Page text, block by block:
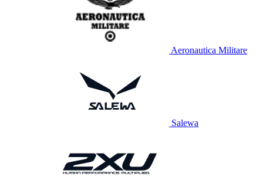
Aeronautica Militare
Salewa